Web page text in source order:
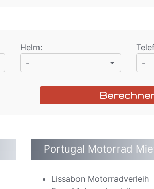
Helm:
-
-
Portugal Motorrad
Lissabon Motorradverleih